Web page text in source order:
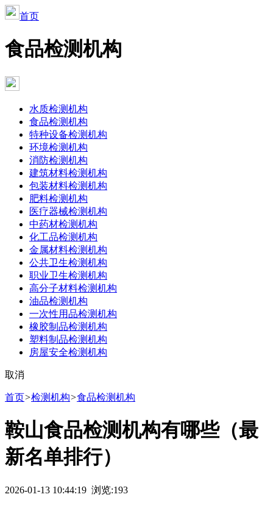
首页
食品检测机构
水质检测机构
食品检测机构
特种设备检测机构
环境检测机构
消防检测机构
建筑材料检测机构
包装材料检测机构
肥料检测机构
医疗器械检测机构
中药材检测机构
化工品检测机构
金属材料检测机构
公共卫生检测机构
职业卫生检测机构
高分子材料检测机构
油品检测机构
一次性用品检测机构
橡胶制品检测机构
塑料制品检测机构
房屋安全检测机构
取消
首页>检测机构>食品检测机构
鞍山食品检测机构有哪些（最
新名单排行）
2026-01-13 10:44:19 浏览:193